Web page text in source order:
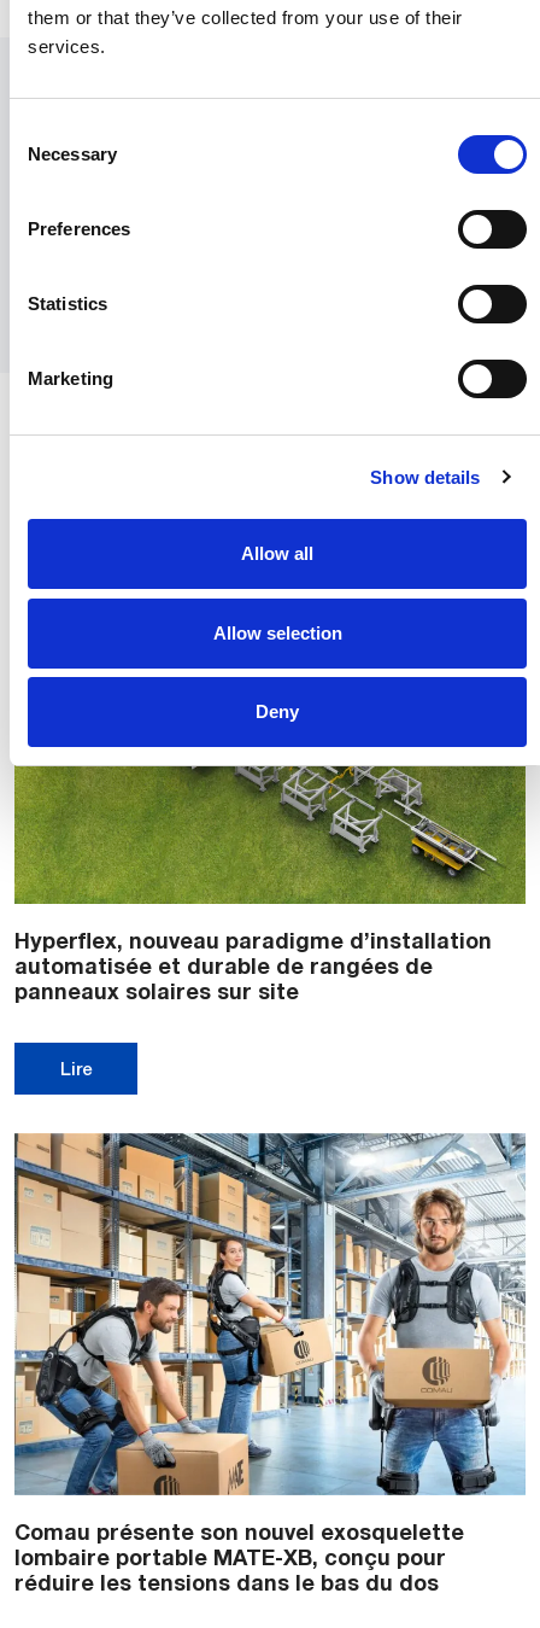
them or that they’ve collected from your use of their
services.
Selection
Necessary
Preferences
Statistics
Marketing
Show details
Allow all
Allow selection
Deny
Contactez nous
Vous pouvez entrer en contact avec notre Service de
Voir plus de communications
Hyperflex, nouveau paradigme d’installation
automatisée et durable de rangées de
panneaux solaires sur site
Lire
Comau présente son nouvel exosquelette
lombaire portable MATE-XB, conçu pour
réduire les tensions dans le bas du dos